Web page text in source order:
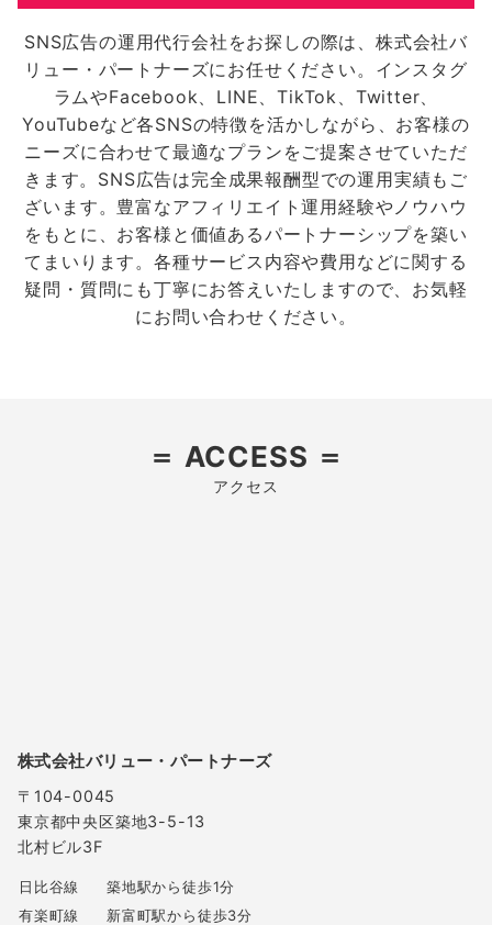
SNS広告の運用代行会社をお探しの際は、株式会社バ
リュー・パートナーズにお任せください。インスタグ
ラムやFacebook、LINE、TikTok、Twitter、
YouTubeなど各SNSの特徴を活かしながら、お客様の
ニーズに合わせて最適なプランをご提案させていただ
きます。SNS広告は完全成果報酬型での運用実績もご
ざいます。豊富なアフィリエイト運用経験やノウハウ
をもとに、お客様と価値あるパートナーシップを築い
てまいります。各種サービス内容や費用などに関する
疑問・質問にも丁寧にお答えいたしますので、お気軽
にお問い合わせください。
＝ ACCESS ＝
アクセス
株式会社バリュー・パートナーズ
〒104-0045
東京都中央区築地3-5-13
北村ビル3F
日比谷線
築地駅から徒歩1分
有楽町線
新富町駅から徒歩3分